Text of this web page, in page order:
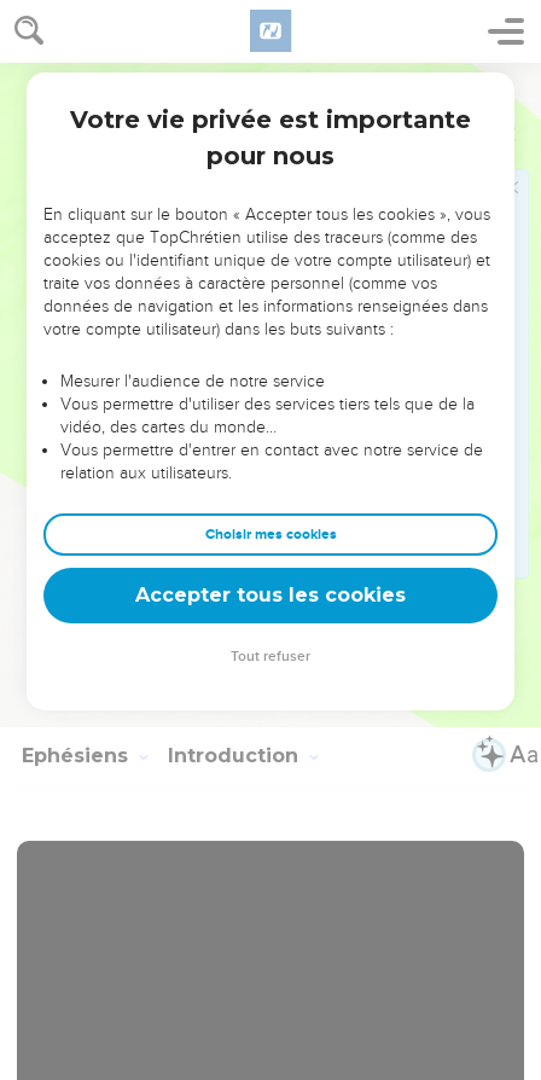
Galates 6
Derniers avertissements et salutation
Voyez avec quelles grosses lettres je vous ai écrit de ma
Tous ceux qui veulent se faire bien voir par les hommes
vous obligent à vous faire circoncire uniquement afin de ne
En effet, les circoncis eux-mêmes ne respectent pas la loi,
mais ils veulent que vous soyez circoncis afin de pouvoir
tirer fierté de votre corps.
En ce qui me concerne, jamais je ne tirerai fierté d’autre
elle le monde est crucifié pour moi, comme je le suis pour le
monde.
En effet, [en Jésus-Christ, ] ce qui a de l’importance, ce
n'est ni la circoncision ni l'incirconcision, mais c'est le fait
d'être une nouvelle créature.
Paix et grâce sur tous ceux qui suivront cette règle et sur
l'Israël de Dieu !
Que personne désormais ne me fasse de peine, car je
Ephésiens Introduction
Votre vie privée est importante
pour nous
En cliquant sur le bouton « Accepter tous les cookies », vous
acceptez que TopChrétien utilise des traceurs (comme des
cookies ou l'identifiant unique de votre compte utilisateur) et
traite vos données à caractère personnel (comme vos
données de navigation et les informations renseignées dans
votre compte utilisateur) dans les buts suivants :
Mesurer l'audience de notre service
Vous permettre d'utiliser des services tiers tels que de la
vidéo, des cartes du monde…
Vous permettre d'entrer en contact avec notre service de
relation aux utilisateurs.
Choisir mes cookies
Accepter tous les cookies
Tout refuser